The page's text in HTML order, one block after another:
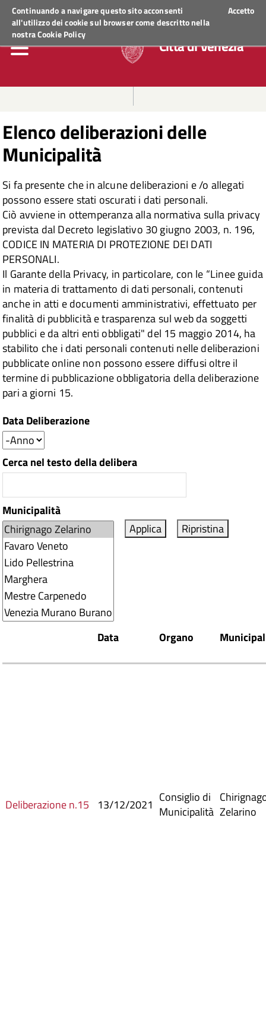
Continuando a navigare questo sito acconsenti
all'utilizzo dei cookie sul browser come descritto nella
nostraCookie Policy
Accetto
Regione Veneto ACCEDI AI SERVIZI
Città di Venezia
Elenco deliberazioni delle
Municipalità
Si fa presente che in alcune deliberazioni e /o allegati
possono essere stati oscurati i dati personali.
Ciò avviene in ottemperanza alla normativa sulla privacy
prevista dal Decreto legislativo 30 giugno 2003, n. 196,
CODICE IN MATERIA DI PROTEZIONE DEI DATI
PERSONALI.
Il Garante della Privacy, in particolare, con le “Linee guida
in materia di trattamento di dati personali, contenuti
anche in atti e documenti amministrativi, effettuato per
finalità di pubblicità e trasparenza sul web da soggetti
pubblici e da altri enti obbligati" del 15 maggio 2014, ha
stabilito che i dati personali contenuti nelle deliberazioni
pubblicate online non possono essere diffusi oltre il
termine di pubblicazione obbligatoria della deliberazione
pari a giorni 15.
Data Deliberazione
Anno
Cerca nel testo della delibera
Municipalità
Data Organo
Deliberazione n.15 13/12/2021 Consiglio di
Municipalità Zelarino